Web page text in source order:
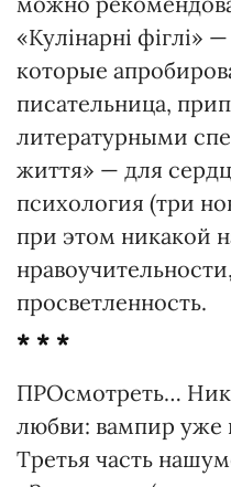
«Кулінарні фіглі»
которые
писательница,
литературными
життя» — для
психология (три
при этом никакой
просветленность.
* * *
ПРОсмотреть…
любви: вампир уже
Третья часть